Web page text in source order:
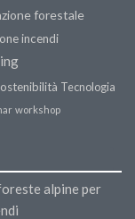
forestale
incendi
Tecnologia
workshop
alpine per